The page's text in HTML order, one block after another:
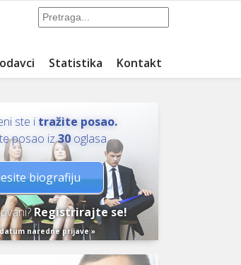
Statistika Kontakt
ste i tražite posao.
posao iz30oglasa
biografiju
Registrirajte se!
naredne prijave »